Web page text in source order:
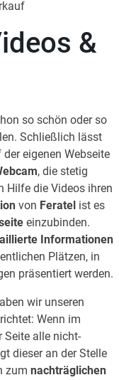
&
so schön oder so
Schließlich lässt
eigenen Webseite
, die stetig
Hilfe die Videos ihren
von Feratel ist es
einzubinden.
Informationen
Plätzen, in
präsentiert werden.
wir unseren
Wenn im
Seite alle nicht-
dieser an der Stelle
zum nachträglichen